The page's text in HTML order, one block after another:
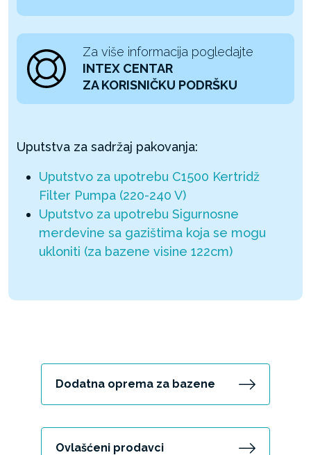
Za više informacija pogledajte
INTEX CENTAR
ZA KORISNIČKU PODRŠKU
Uputstva za sadržaj pakovanja:
Uputstvo za upotrebu C1500 Kertridž
Filter Pumpa (220-240 V)
Uputstvo za upotrebu Sigurnosne
merdevine sa gazištima koja se mogu
ukloniti (za bazene visine 122cm)
Dodatna oprema za bazene
Ovlašćeni prodavci